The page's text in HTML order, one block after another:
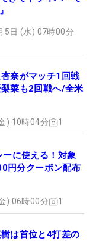
5日 (水) 07時00分
奈がマッチ1回戦
菜も2回戦へ/全米
) 10時04分 1
に使える！対象
円分クーポン配布
) 06時00分 1
は首位と4打差の